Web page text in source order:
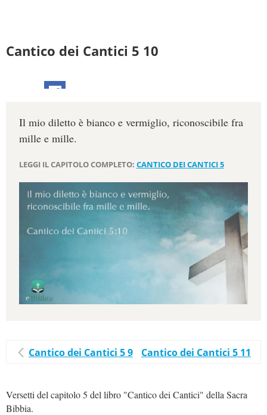
Cantico dei Cantici 5 10
Il mio diletto è bianco e vermiglio, riconoscibile fra
mille e mille.
LEGGI IL CAPITOLO COMPLETO: CANTICO DEI CANTICI 5
Cantico dei Cantici 5 9 Cantico dei Cantici 5 11
Versetti del capitolo 5 del libro "Cantico dei Cantici" della Sacra
Bibbia.